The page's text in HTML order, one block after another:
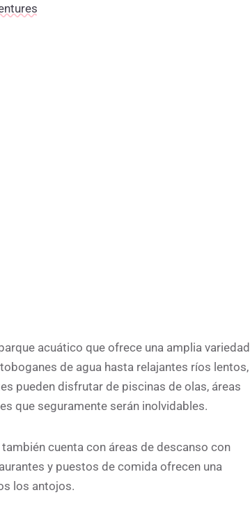
acuático que ofrece una amplia variedad
de agua hasta relajantes ríos lentos,
pueden disfrutar de piscinas de olas, áreas
que seguramente serán inolvidables.
cuenta con áreas de descanso con
y puestos de comida ofrecen una
los antojos.